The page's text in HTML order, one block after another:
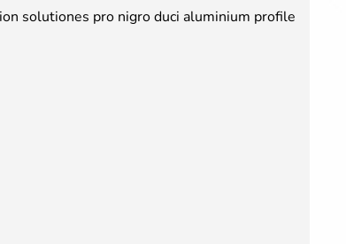
solutiones pro nigro duci aluminium profile